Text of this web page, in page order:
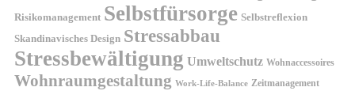
Risikomanagement Selbstfürsorge Selbstreflexion
Skandinavisches Design Stressabbau
Stressbewältigung Umweltschutz Wohnaccessoires
Wohnraumgestaltung Work-Life-Balance Zeitmanagement